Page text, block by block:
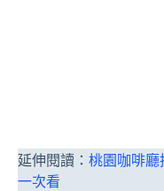
延伸閱讀： 桃園咖啡廳
一次看